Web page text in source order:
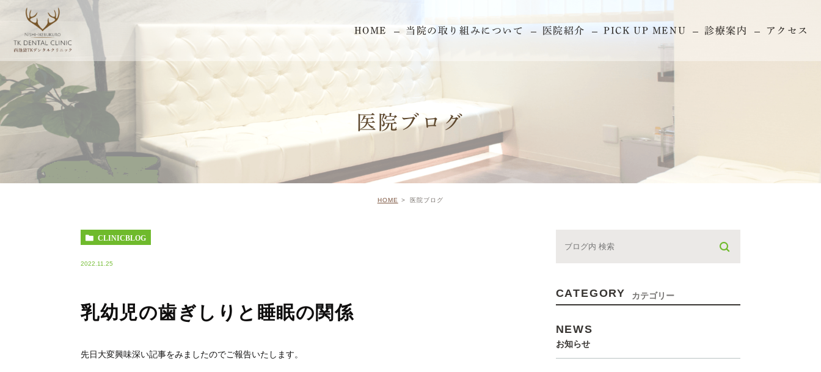
HOME 当院の取り組みについて 医院紹介 PICK UP MENU 診療案内
一般歯科
アクセス
医院ブログ
HOME 医院ブログ
CLINICBLOG
2022.11.25
乳幼児の歯ぎしりと睡眠の関係
先日大変興味深い記事をみましたのでご報告いたします。
CATEGORY カテゴリー
NEWS
お知らせ